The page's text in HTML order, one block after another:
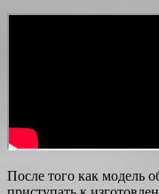
После того как модель